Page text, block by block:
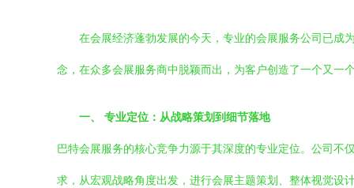
在会展经济蓬勃发展的今天，专业的会展服务公司已成
念，在众多会展服务商中脱颖而出，为客户创造了一个又一
一、 专业定位：从战略策划到细节落地
巴特会展服务的核心竞争力源于其深度的专业定位。公司不
求，从宏观战略角度出发，进行会展主题策划、整体视觉设